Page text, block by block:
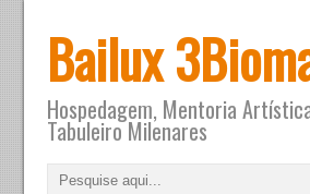
Bailux
Hospedagem, Mentoria
Tabuleiro Milenares